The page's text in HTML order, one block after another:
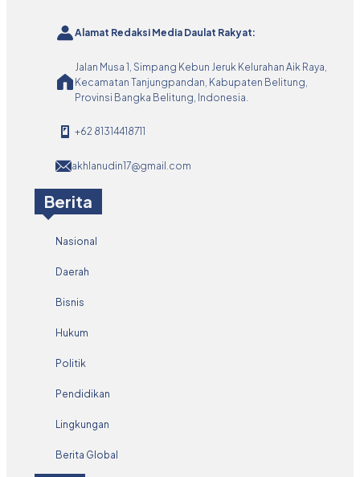
Alamat Redaksi Media Daulat Rakyat:
Jalan Musa 1, Simpang Kebun Jeruk Kelurahan Aik Raya,
Kecamatan Tanjungpandan, Kabupaten Belitung,
Provinsi Bangka Belitung, Indonesia.
+62 81314418711
akhlanudin17@gmail.com
Berita
Nasional
Daerah
Bisnis
Hukum
Politik
Pendidikan
Lingkungan
Berita Global